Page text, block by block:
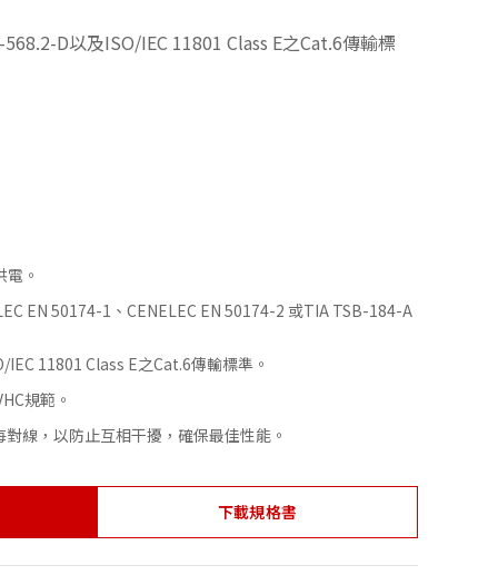
D以及ISO/IEC 11801 Class E之Cat.6傳輸標
。
EN 50174-1、CENELEC EN 50174-2 或TIA TSB-184-A
11801 Class E之Cat.6傳輸標準。
規範。
線，以防止互相干擾，確保最佳性能。
下載規格書